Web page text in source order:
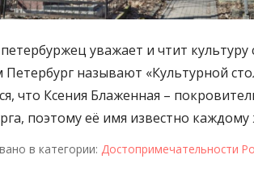
уважает и чтит культуру
Петербург называют «Культурной
что Ксения Блаженная –
поэтому её имя известно
в категории: Достопримечательности